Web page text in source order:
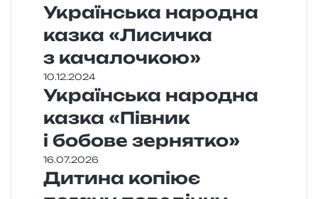
Українська народна
казка «Лисичка
з качалочкою»
10.12.2024
Українська народна
казка «Півник
і бобове зернятко»
16.07.2026
Дитина копіює